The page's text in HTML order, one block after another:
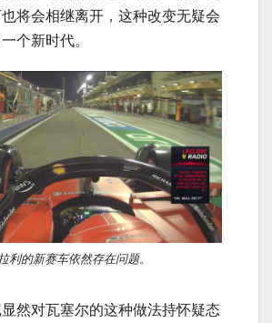
将会相继离开，这种改变无疑会
个新时代。
利的新赛车依然存在问题。
然对瓦塞尔的这种做法持怀疑态